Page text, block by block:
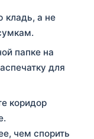
кладь, а не
папке на
для
коридор
чем спорить